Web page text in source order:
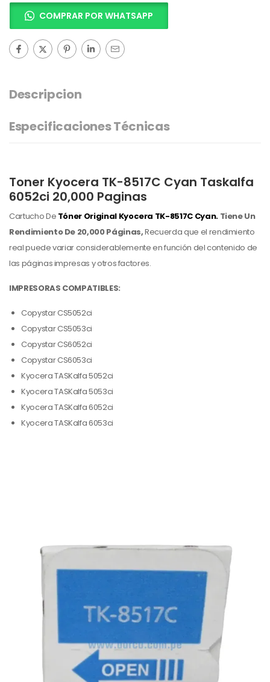
COMPRAR POR WHATSAPP
Descripcion
Especificaciones Técnicas
Toner Kyocera TK-8517C Cyan Taskalfa
6052ci 20,000 Paginas
Cartucho De Tóner Original Kyocera TK-8517C Cyan. Tiene Un
Rendimiento De 20,000 Páginas,Recuerda que el rendimiento
real puede variar considerablemente en función del contenido de
las páginas impresas y otros factores.
IMPRESORAS COMPATIBLES:
Copystar CS5052ci
Copystar CS5053ci
Copystar CS6052ci
Copystar CS6053ci
Kyocera TASKalfa 5052ci
Kyocera TASKalfa 5053ci
Kyocera TASKalfa 6052ci
Kyocera TASKalfa 6053ci